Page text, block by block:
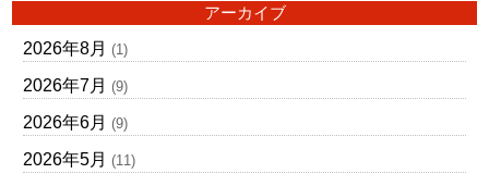
アーカイブ
2026年8月 (1)
2026年7月 (9)
2026年6月 (9)
2026年5月 (11)